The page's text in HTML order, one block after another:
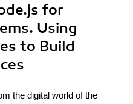
for
Using
to Build
the digital world of the